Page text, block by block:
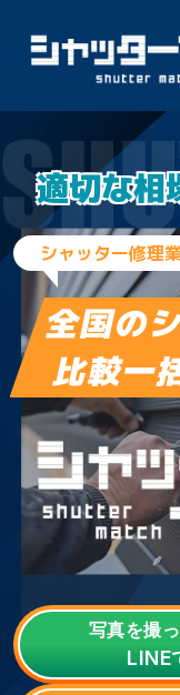
Skip
to
content適切な相
シャッター修理
全国の
比較一
写真を撮
LINE